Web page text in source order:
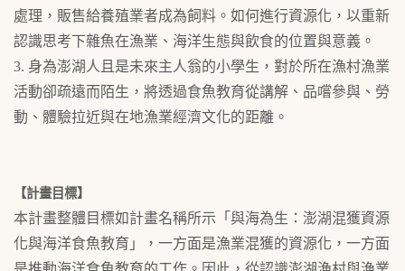
處理，販售給養殖業者成為飼料。如何進行資源化，以重新
認識思考下雜魚在漁業、海洋生態與飲食的位置與意義。
3. 身為澎湖人且是未來主人翁的小學生，對於所在漁村漁業
活動卻疏遠而陌生，將透過食魚教育從講解、品嚐參與、勞
動、體驗拉近與在地漁業經濟文化的距離。
【計畫目標】
本計畫整體目標如計畫名稱所示「與海為生：澎湖混獲資源
化與海洋食魚教育」，一方面是漁業混獲的資源化，一方面